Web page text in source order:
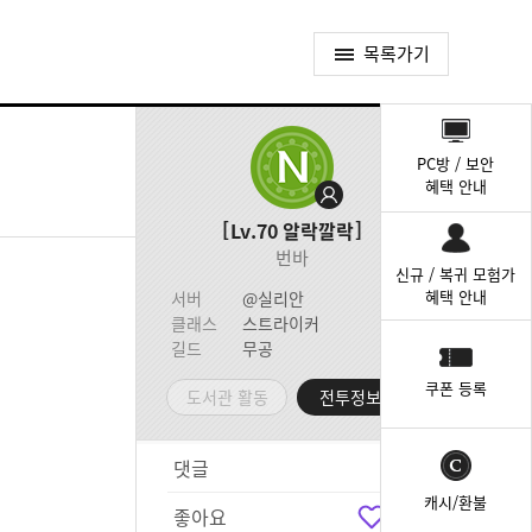
목록가기
Lv.70알락깔락
번바
서버
@실리안
클래스
스트라이커
길드
무공
도서관 활동 전투정보실
댓글
좋아요
PC방 / 보안
혜택 안내
신규 / 복귀 모험가
혜택 안내
쿠폰 등록
캐시/환불